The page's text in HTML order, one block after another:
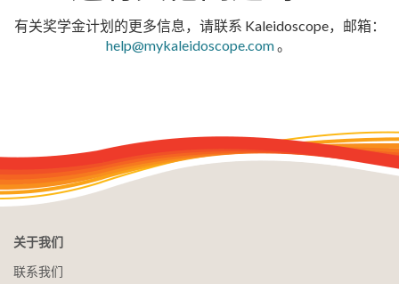
有关奖学金计划的更多信息，请联系 Kaleidoscope，邮箱：
help@mykaleidoscope.com。
关于我们
联系我们